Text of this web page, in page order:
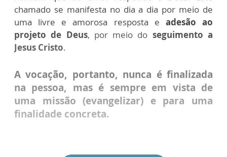
chamado se manifesta no dia a dia por meio de
uma livre e amorosa resposta
e adesão ao
projeto de Deus, por meio do seguimento a
Jesus Cristo.
A vocação, portanto, nunca é finalizada
na pessoa, mas é sempre em vista de
uma missão (evangelizar) e para uma
finalidade concreta.